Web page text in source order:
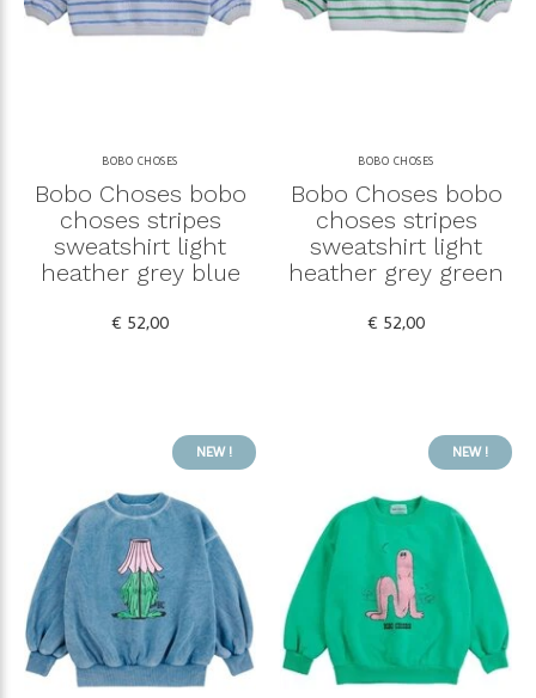
BOBO CHOSES
Bobo Choses bobo
choses stripes
sweatshirt light
heather grey blue
€ 52,00
BOBO CHOSES
Bobo Choses bobo
choses stripes
sweatshirt light
heather grey green
€ 52,00
NEW ! NEW !